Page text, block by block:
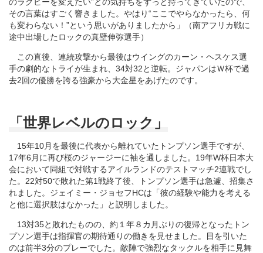
その言葉はすごく響きました。やはり“ここでやらなかったら、何
も変わらない！”という思いがありましたから」（南アフリカ戦に
途中出場したロックの真壁伸弥選手）
この直後、連続攻撃から最後はウイングのカーン・ヘスケス選
手の劇的なトライが生まれ、34対32と逆転。ジャパンはＷ杯で過
去2回の優勝を誇る強豪から大金星をあげたのです。
「世界レベルのロック」
15年10月を最後に代表から離れていたトンプソン選手ですが、
17年6月に再び桜のジャージーに袖を通しました。19年W杯日本大
会において同組で対戦するアイルランドのテストマッチ2連戦でし
た。22対50で敗れた第1戦終了後、トンプソン選手は急遽、招集さ
れました。ジェイミー・ジョセフHCは「彼の経験や能力を考える
と他に選択肢はなかった」と説明しました。
13対35と敗れたものの、約１年８カ月ぶりの復帰となったトン
プソン選手は指揮官の期待通りの働きを見せました。目を引いた
のは前半3分のプレーでした。敵陣で強烈なタックルを相手に見舞